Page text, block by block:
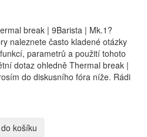
break | 9Barista | Mk.1?
naleznete často kladené otázky
parametrů a použití tohoto
dotaz ohledně Thermal break |
do diskusního fóra níže. Rádi
košíku